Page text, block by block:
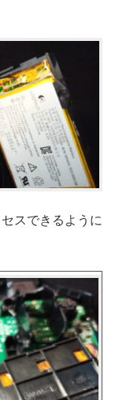
スできるように